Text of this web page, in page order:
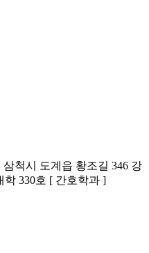
삼척시 도계읍 황조길 346 강
330호 [ 간호학과 ]